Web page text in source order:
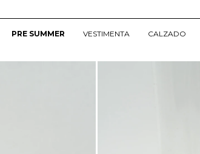
PRE SUMMER VESTIMENTA CALZADO